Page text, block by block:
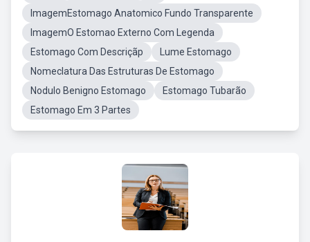
ImagemEstomago Anatomico Fundo Transparente
ImagemO Estomao Externo Com Legenda
Estomago Com Descriçãp
Lume Estomago
Nomeclatura Das Estruturas De Estomago
Nodulo Benigno Estomago
Estomago Tubarão
Estomago Em 3 Partes